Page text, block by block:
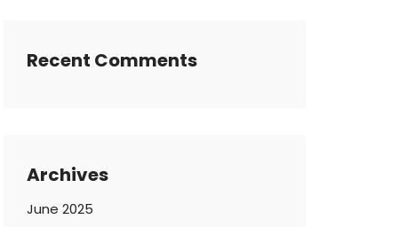
Recent Comments
Archives
June 2025